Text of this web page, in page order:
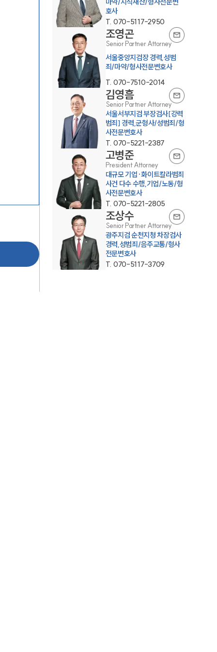
그룹소개
그룹소개
대륜의 강점
오시는 길
글로벌 파트너 로펌
고객의 소리
통합검색
AI대륜
업무사례
호사
T. 070-5117-2950
조영곤
Senior Partner Attorney
서울중앙지검장 경력,성범
죄/마약/형사전문변호사
T. 070-7510-2014
김영흠
Senior Partner Attorney
서울서부지검 부장검사[강력
범죄] 경력,군형사/성범죄/형
사전문변호사
T. 070-5221-2387
고병준
President Attorney
대규모 기업·화이트칼라범죄
사건 다수 수행,기업/노동/형
사전문변호사
T. 070-5221-2805
조상수
Senior Partner Attorney
광주지검 순천지청 차장검사
경력,성범죄/음주교통/형사
전문변호사
T. 070-5117-3709